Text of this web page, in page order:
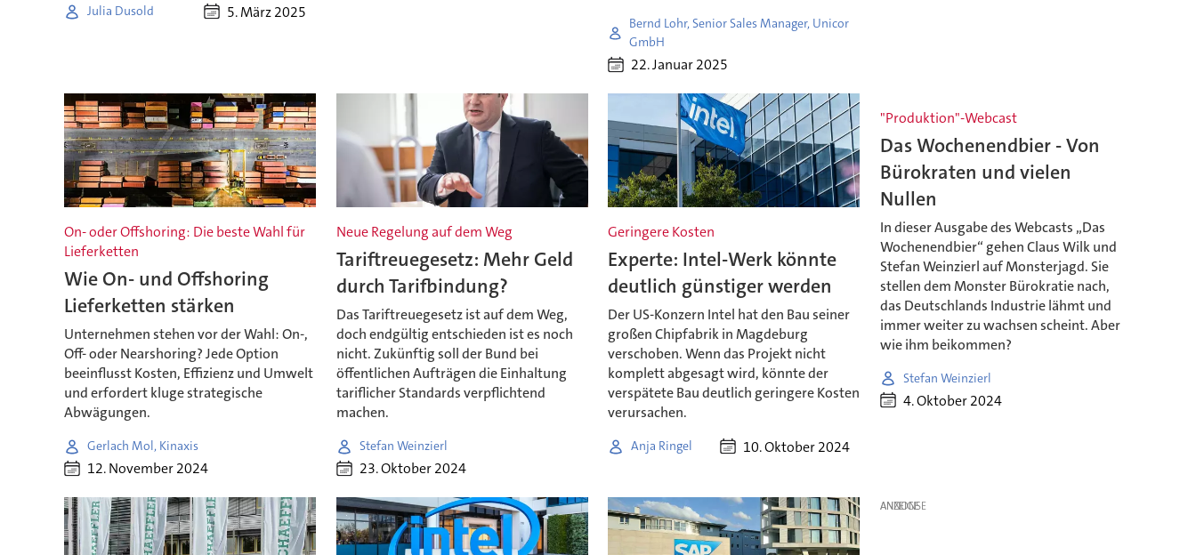
Julia Dusold 5. März 2025
Bernd Lohr, Senior Sales Manager, Unicor
GmbH
22. Januar 2025
On- oder Offshoring: Die beste Wahl für
Lieferketten
Wie On- und Offshoring
Lieferketten stärken
Unternehmen stehen vor der Wahl: On-,
Off- oder Nearshoring? Jede Option
beeinflusst Kosten, Effizienz und Umwelt
und erfordert kluge strategische
Abwägungen.
Gerlach Mol, Kinaxis
12. November 2024
Neue Regelung auf dem Weg
Tariftreuegesetz: Mehr Geld
durch Tarifbindung?
Das Tariftreuegesetz ist auf dem Weg,
doch endgültig entschieden ist es noch
nicht. Zukünftig soll der Bund bei
öffentlichen Aufträgen die Einhaltung
tariflicher Standards verpflichtend
machen.
Stefan Weinzierl
23. Oktober 2024
Geringere Kosten
Experte: Intel-Werk könnte
deutlich günstiger werden
Der US-Konzern Intel hat den Bau seiner
großen Chipfabrik in Magdeburg
verschoben. Wenn das Projekt nicht
komplett abgesagt wird, könnte der
verspätete Bau deutlich geringere Kosten
verursachen.
Anja Ringel 10. Oktober 2024
"Produktion"-Webcast
Das Wochenendbier - Von
Bürokraten und vielen
Nullen
In dieser Ausgabe des Webcasts „Das
Wochenendbier“ gehen Claus Wilk und
Stefan Weinzierl auf Monsterjagd. Sie
stellen dem Monster Bürokratie nach,
das Deutschlands Industrie lähmt und
immer weiter zu wachsen scheint. Aber
wie ihm beikommen?
Stefan Weinzierl
4. Oktober 2024
ANZEIGE